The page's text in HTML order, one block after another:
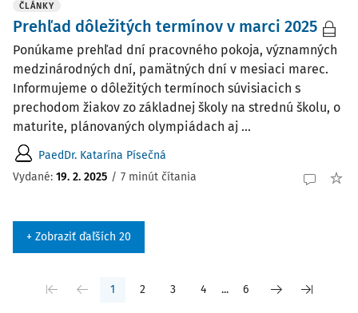
ČLÁNKY
Prehľad dôležitých termínov v marci 2025
Ponúkame prehľad dní pracovného pokoja, významných
medzinárodných dní, pamätných dní v mesiaci marec.
Informujeme o dôležitých termínoch súvisiacich s
prechodom žiakov zo základnej školy na strednú školu, o
maturite, plánovaných olympiádach aj ...
PaedDr. Katarína Písečná
Vydané: 19. 2. 2025 / 7 minút čítania
+ Zobraziť ďaľších 20
1 2 3 4 ... 6